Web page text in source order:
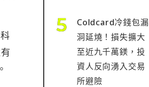
Coldcard冷錢包漏
洞延燒！損失擴大
至近九千萬鎂，投
資人反向湧入交易
所避險